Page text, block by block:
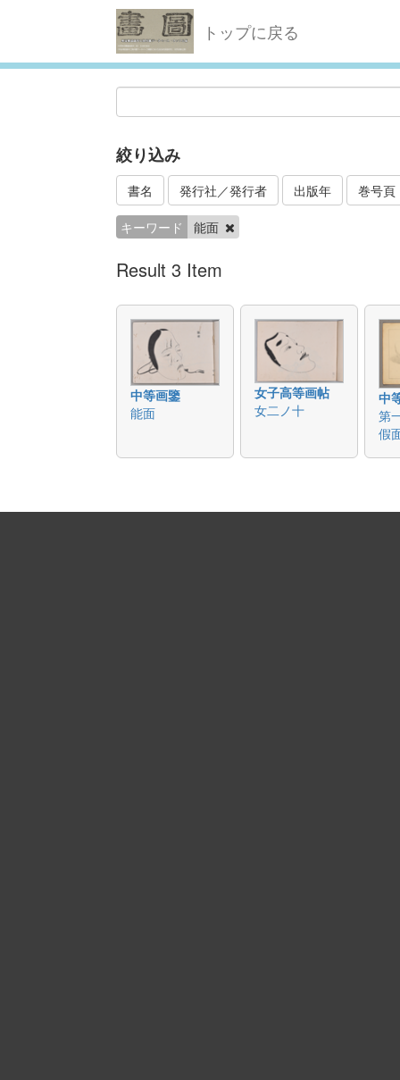
トップに戻る
絞り込み
書名 発行社／発行者 出版年 巻号頁
キーワード 能面
Result 3 Item
中等画鑒
能面
女子高等画帖
女二ノ十
中
第
假